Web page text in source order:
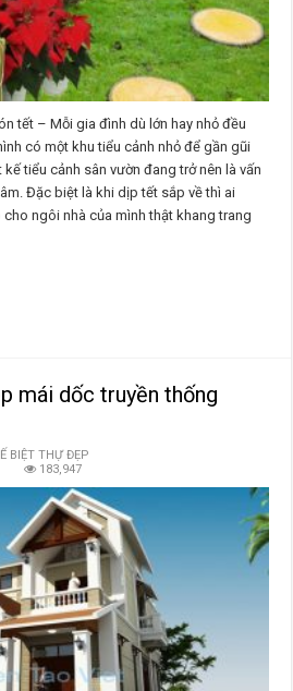
tết – Mỗi gia đình dù lớn hay nhỏ đều
có một khu tiểu cảnh nhỏ để gần gũi
tiểu cảnh sân vườn đang trở nên là vấn
Đặc biệt là khi dịp tết sắp về thì ai
ngôi nhà của mình thật khang trang
mái dốc truyền thống
BIỆT THỰ ĐẸP
tầng
đẹp
mái
truyền
183,947